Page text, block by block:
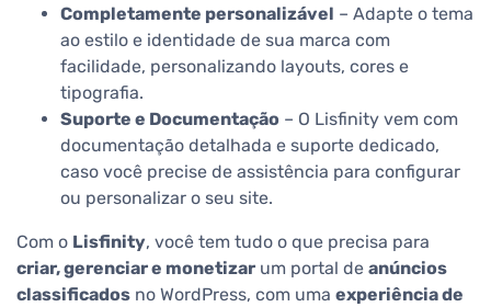
Completamente personalizável – Adapte o tema
ao estilo e identidade de sua marca com
facilidade, personalizando layouts, cores e
tipografia.
Suporte e Documentação – O Lisfinity vem com
documentação detalhada e suporte dedicado,
caso você precise de assistência para configurar
ou personalizar o seu site.
Com o Lisfinity, você tem tudo o que precisa para
criar, gerenciar e monetizar um portal de anúncios
classificados no WordPress, com uma experiência de